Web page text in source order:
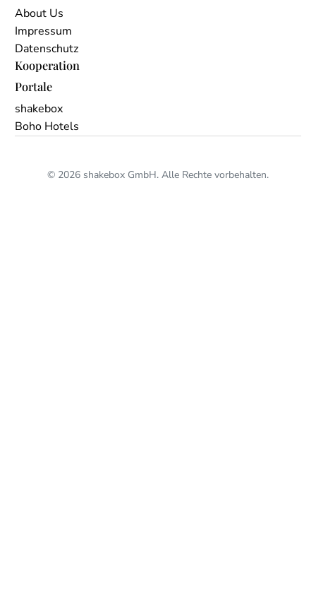
About Us
Impressum
Datenschutz
Kooperation
Portale
shakebox
Boho Hotels
© 2026 shakebox GmbH. Alle Rechte vorbehalten.